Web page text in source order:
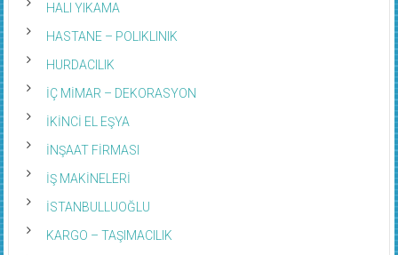
HALI YIKAMA
HASTANE – POLIKLINIK
HURDACILIK
İÇ MİMAR – DEKORASYON
İKİNCİ EL EŞYA
İNŞAAT FİRMASI
İŞ MAKİNELERİ
İSTANBULLUOĞLU
KARGO – TAŞIMACILIK